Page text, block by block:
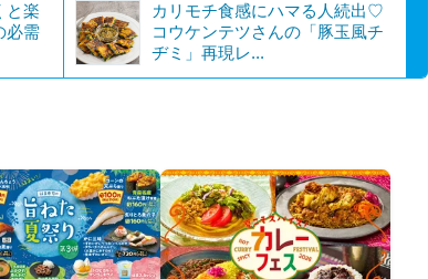
と楽
必需
カリモチ食感にハマる人続出♡
コウケンテツさんの「豚玉風チ
ヂミ」再現レ...